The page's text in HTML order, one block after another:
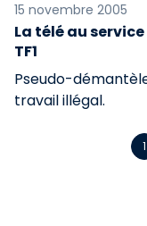
15 novembre 2005
La télé au
TF1
Pseudo-
travail illégal.
1